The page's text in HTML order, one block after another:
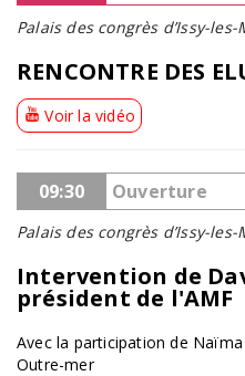
Palais des congrès d’Issy-
RENCONTRE DES
Voir la vidéo
09:30 Ouverture
Palais des congrès d’Issy-
Intervention de
président de l'AMF
Avec la participation de
Outre-mer